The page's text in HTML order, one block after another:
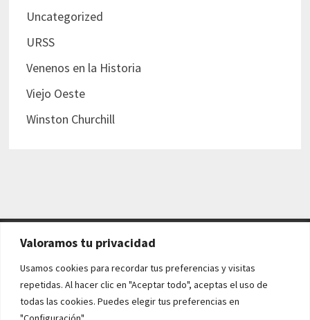
Valoramos tu privacidad
Usamos cookies para recordar tus preferencias y visitas
repetidas. Al hacer clic en "Aceptar todo", aceptas el uso de
todas las cookies. Puedes elegir tus preferencias en
Uncategorized
URSS
Venenos en la Historia
Viejo Oeste
Winston Churchill
AVISO LEGAL Y POLÍTICAS
Aviso legal